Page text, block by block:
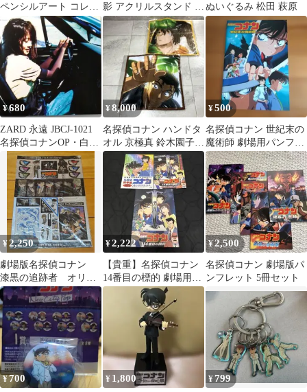
ペンシルアート コレク
ション Vol.2
影 アクリルスタンド 赤
井秀一 安室透
ぬいぐるみ 松田 萩原
¥680
ZARD 永遠 JBCJ-1021
名探偵コナンOP・白線
流し挿入歌収録bd
¥8,000
名探偵コナン ハンドタ
オル 京極真 鈴木園子 2
種セット 新品 未開封
¥500
名探偵コナン 世紀末の
魔術師 劇場用パンフレ
ット
¥2,250
劇場版名探偵コナン
漆黒の追跡者 オリジ
ナルステッカーセット
¥2,222
【貴重】名探偵コナン
14番目の標的 劇場用パ
ンフレット フライヤ
¥2,500
名探偵コナン 劇場版パ
ンフレット 5冊セット
¥700 ¥ 1,800 ¥799